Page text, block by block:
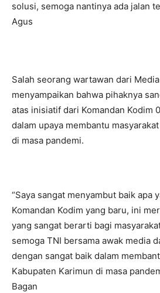
solusi, semoga nantinya ada jalan
Agus
Salah seorang wartawan dari
menyampaikan bahwa pihaknya
atas inisiatif dari Komandan Kodim
dalam upaya membantu
di masa pandemi.
“Saya sangat menyambut baik apa
Komandan Kodim yang baru, ini
yang sangat berarti bagi
semoga TNI bersama awak media
dengan sangat baik dalam
Kabupaten Karimun di masa
Bagan